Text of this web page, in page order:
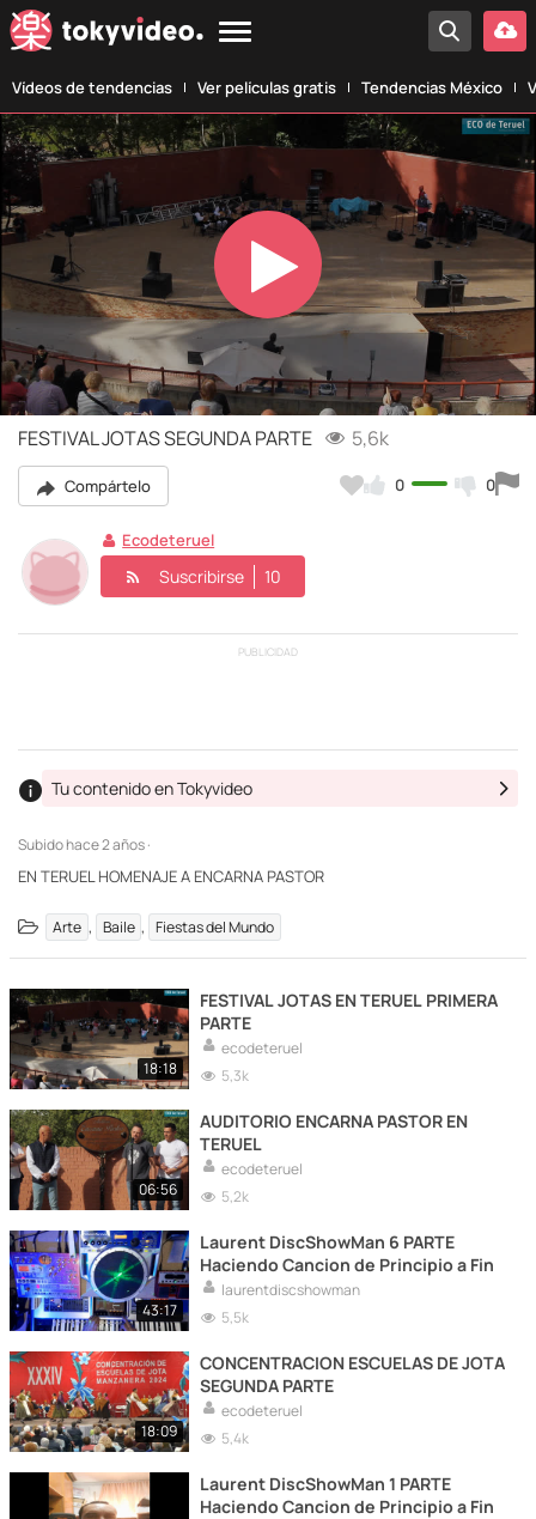
Vídeos de tendencias Ver películas gratis Tendencias México
Play
Video
FESTIVAL JOTAS SEGUNDA PARTE 5,6k
Compártelo 0 0
Ecodeteruel
Suscribirse 10
PUBLICIDAD
Subidohace 2 años ·
Tu contenido en Tokyvideo
EN TERUEL HOMENAJE A ENCARNA PASTOR
Arte , Baile , Fiestas del Mundo
18:18
FESTIVAL JOTAS EN TERUEL PRIMERA
PARTE
ecodeteruel
5,3k
06:56
AUDITORIO ENCARNA PASTOR EN
TERUEL
ecodeteruel
5,2k
43:17
Laurent DiscShowMan 6 PARTE
Haciendo Cancion de Principio a Fin
laurentdiscshowman
5,5k
18:09
CONCENTRACION ESCUELAS DE JOTA
SEGUNDA PARTE
ecodeteruel
5,4k
Laurent DiscShowMan 1 PARTE
Haciendo Cancion de Principio a Fin